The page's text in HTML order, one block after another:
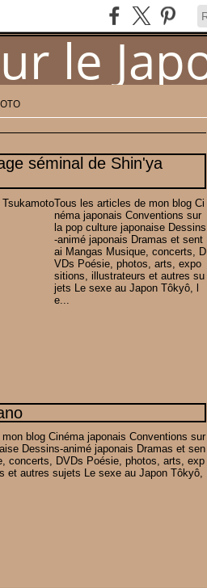
séminal de Shin'ya
Tous les articles de mon blog Ci
néma japonais Conventions sur
la pop culture japonaise Dessins
-animé japonais Dramas et sent
ai Mangas Musique, concerts, D
VDs Poésie, photos, arts, expo
sitions, illustrateurs et autres su
jets Le sexe au Japon Tôkyô, l
e...
blog Cinéma japonais Conventions sur
Dessins-animé japonais Dramas et sen
concerts, DVDs Poésie, photos, arts, exp
et autres sujets Le sexe au Japon Tôkyô,